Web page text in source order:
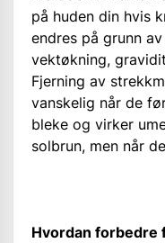
på huden din hvis
endres på grunn
vektøkning,
Fjerning av
vanskelig når de
bleke og virker
solbrun, men når
Hvordan forbedre